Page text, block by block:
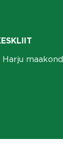
Harju maakond